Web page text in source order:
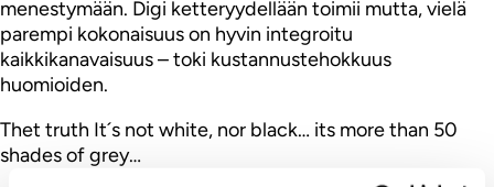
menestymään. Digi ketteryydellään toimii mutta, vielä
parempi kokonaisuus on hyvin integroitu
kaikkikanavaisuus – toki kustannustehokkuus
huomioiden.
Thet truth It´s not white, nor black… its more than 50
shades of grey…